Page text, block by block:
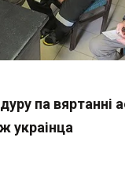
па вяртанні
украінца